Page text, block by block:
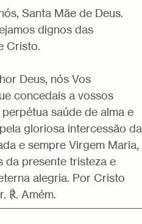
Santa Mãe de Deus.
dignos das
Cristo.
Deus, nós Vos
concedais a vossos
saúde de alma e
gloriosa intercessão da
e sempre Virgem Maria,
da presente tristeza e
alegria. Por Cristo
℟. Amém.